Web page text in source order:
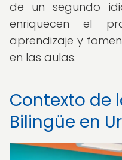
de un segundo
enriquecen el
aprendizaje y
en las aulas.
Contexto de
Bilingüe en